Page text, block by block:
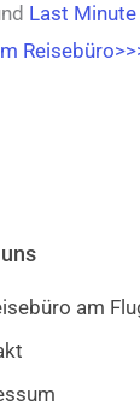
Last
am